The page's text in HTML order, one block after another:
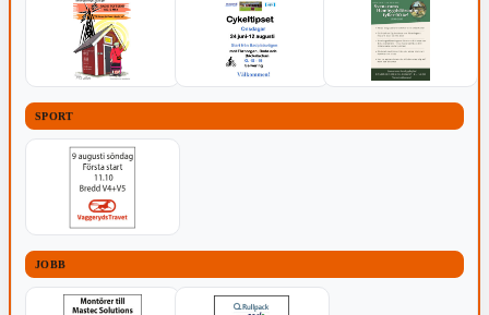
SPORT
JOBB